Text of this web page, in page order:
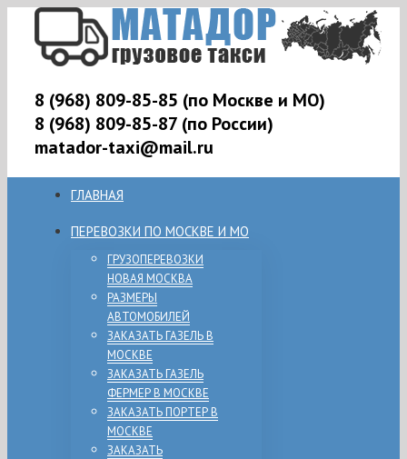
8 (968) 809-85-85 (по Москве и МО)
8 (968) 809-85-87 (по России)
matador-taxi@mail.ru
ГЛАВНАЯ
ПЕРЕВОЗКИ ПО МОСКВЕ И МО
ГРУЗОПЕРЕВОЗКИ
НОВАЯ МОСКВА
РАЗМЕРЫ
АВТОМОБИЛЕЙ
ЗАКАЗАТЬ ГАЗЕЛЬ В
МОСКВЕ
ЗАКАЗАТЬ ГАЗЕЛЬ
ФЕРМЕР В МОСКВЕ
ЗАКАЗАТЬ ПОРТЕР В
МОСКВЕ
ЗАКАЗАТЬ